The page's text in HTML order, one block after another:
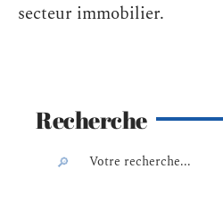
secteur immobilier.
Recherche